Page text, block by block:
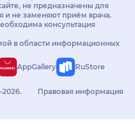
не предназначены для
и не заменяют приём врача.
консультация
в области информационных
AppGallery RuStore
Правовая информация